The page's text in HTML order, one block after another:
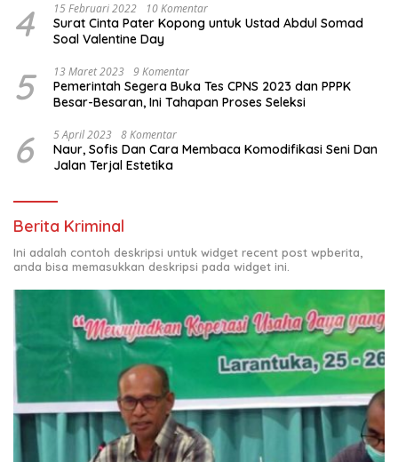
4 15 Februari 2022 10 Komentar
Surat Cinta Pater Kopong untuk Ustad Abdul Somad
Soal Valentine Day
5 13 Maret 2023 9 Komentar
Pemerintah Segera Buka Tes CPNS 2023 dan PPPK
Besar-Besaran, Ini Tahapan Proses Seleksi
6 5 April 2023 8 Komentar
Naur, Sofis Dan Cara Membaca Komodifikasi Seni Dan
Jalan Terjal Estetika
Berita Kriminal
Ini adalah contoh deskripsi untuk widget recent post wpberita,
anda bisa memasukkan deskripsi pada widget ini.